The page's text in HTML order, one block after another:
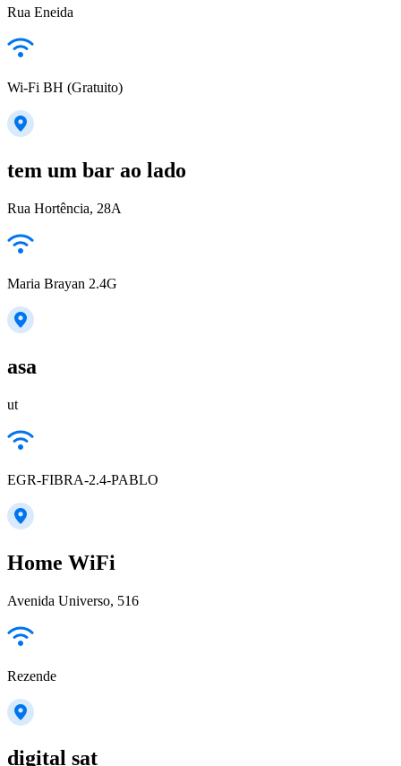
Rua Eneida
Wi-Fi BH (Gratuito)
tem um bar ao lado
Rua Hortência, 28A
Maria Brayan 2.4G
asa
ut
EGR-FIBRA-2.4-PABLO
Home WiFi
Avenida Universo, 516
Rezende
digital sat